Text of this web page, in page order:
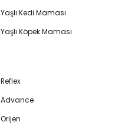
Yaşlı Kedi Maması
Yaşlı Köpek Maması
Reflex
Advance
Orijen